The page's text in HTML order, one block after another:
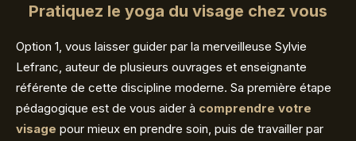
Pratiquez le yoga du visage chez vous
Option 1, vous laisser guider par la merveilleuse Sylvie
Lefranc, auteur de plusieurs ouvrages et enseignante
référente de cette discipline moderne. Sa première étape
pédagogique est de vous aider à comprendre votre
visage pour mieux en prendre soin, puis de travailler par